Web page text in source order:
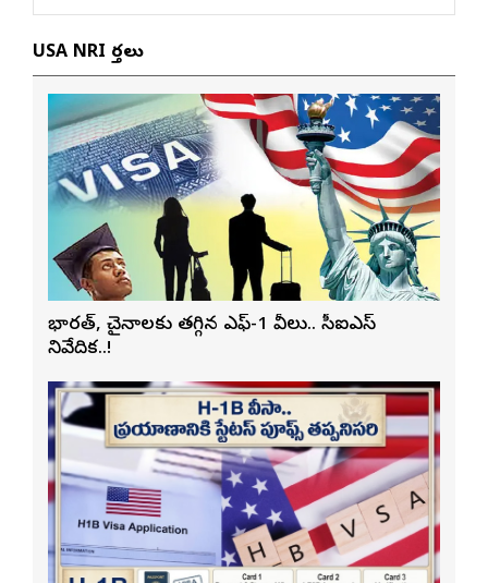
USA NRI వార్తలు
భారత్, చైనాలకు తగ్గిన ఎఫ్-1 వీసాలు.. సీఐఎస్
నివేదిక..!